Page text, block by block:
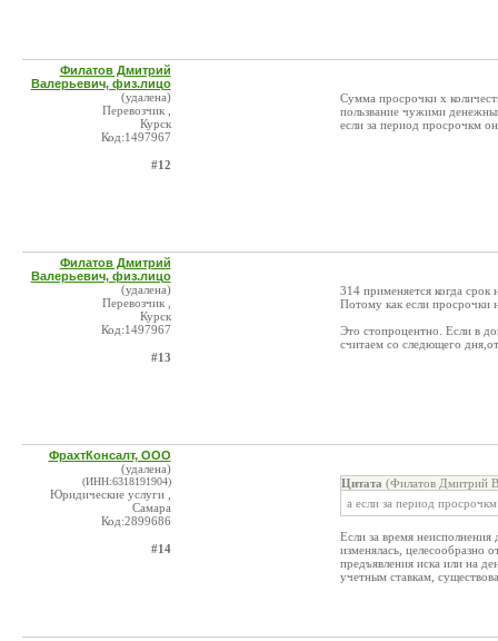
Филатов Дмитрий
Валерьевич, физ.лицо
(удалена)
Перевозчик ,
Курск
Код:1497967
#12
Сумма просрочки х
пользвание чужими
если за период просрочкм
Филатов Дмитрий
Валерьевич, физ.лицо
(удалена)
Перевозчик ,
Курск
Код:1497967
#13
314 применяется когда срок
Потому как если просрочки
Это стопроцентно. Если в
считаем со следющего
ФрахтКонсалт, ООО
(удалена)
(ИНН:6318191904)
Юридические услуги ,
Самара
Код:2899686
#14
Цитата (Филатов Дмитрий
а если за период
Если за время неисполнения
изменялась, целесообразно
предъявления иска или на
учетным ставкам,